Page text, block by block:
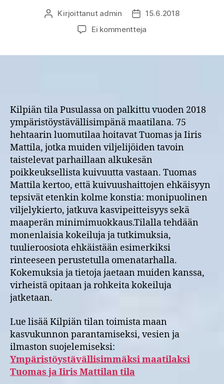
Kirjoittaja
Kirjoittanut admin Julkaisupäivämäärä
15.6.2018
Ei kommentteja
ympäristöystävällisin
maatila
-
palkinnon
Kilpiän tila Pusulassa on palkittu vuoden 2018
ympäristöystävällisimpänä maatilana. 75
hehtaarin luomutilaa hoitavat Tuomas ja Iiris
Mattila, jotka muiden viljelijöiden tavoin
taistelevat parhaillaan alkukesän
poikkeuksellista kuivuutta vastaan. Tuomas
Mattila kertoo, että kuivuushaittojen ehkäisyyn
tepsivät etenkin kolme konstia: monipuolinen
viljelykierto, jatkuva kasvipeitteisyys sekä
maaperän minimimuokkaus.Tilalla tehdään
monenlaisia kokeiluja ja tutkimuksia,
tuulieroosiota ehkäistään esimerkiksi
rinteeseen perustetulla omenatarhalla.
Kokemuksia ja tietoja jaetaan muiden kanssa,
virheistä opitaan ja rohkeita kokeiluja
jatketaan.
Lue lisää Kilpiän tilan toimista maan
kasvukunnon parantamiseksi, vesien ja
ilmaston suojelemiseksi:
Ympäristöystävällisimmäksi maatilaksi
Tuomas ja Iiris Mattilan tila